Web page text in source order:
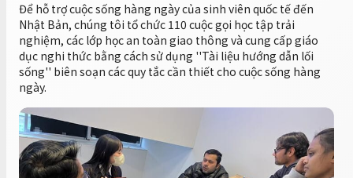
Để hỗ trợ cuộc sống hàng ngày của sinh viên quốc tế đến
Nhật Bản, chúng tôi tổ chức 110 cuộc gọi học tập trải
nghiệm, các lớp học an toàn giao thông và cung cấp giáo
dục nghi thức bằng cách sử dụng ''Tài liệu hướng dẫn lối
sống'' biên soạn các quy tắc cần thiết cho cuộc sống hàng
ngày.